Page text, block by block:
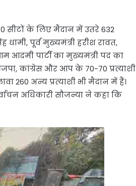
सीटों के लिए मैदान में उतरे 632
पूर्व मुख्यमंत्री हरीश रावत,
आदमी पार्टी का मुख्यमंत्री पद का
कांग्रेस और आप के 70-70 प्रत्याशी
260 अन्य प्रत्याशी भी मैदान में हैं।
अधिकारी सौजन्या ने कहा कि